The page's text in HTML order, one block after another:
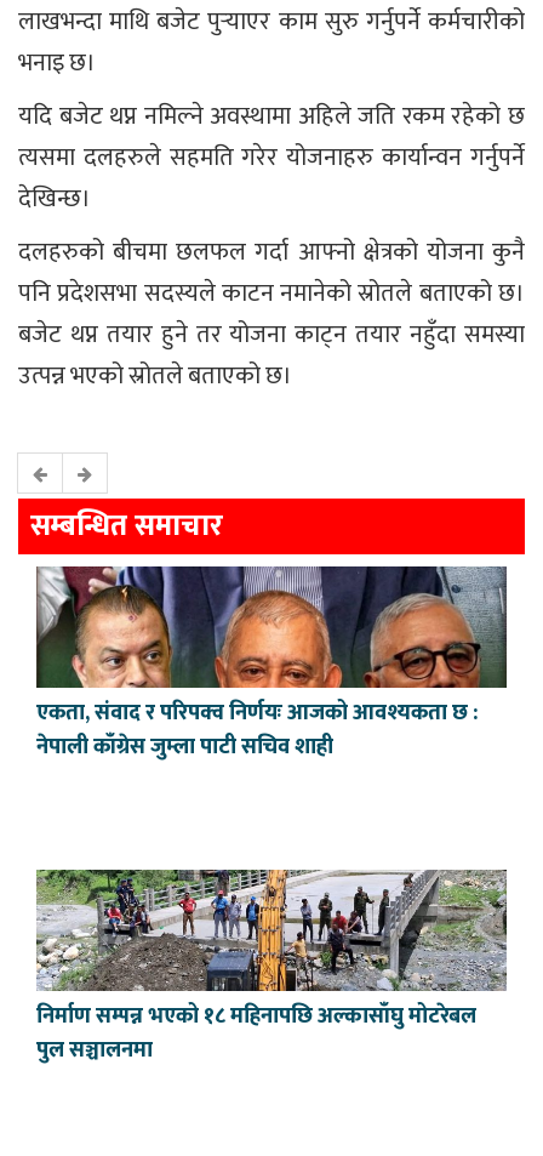
लाखभन्दा माथि बजेट पुर्‍याएर काम सुरु गर्नुपर्ने कर्मचारीको
भनाइ छ।
यदि बजेट थप्न नमिल्ने अवस्थामा अहिले जति रकम रहेको छ
त्यसमा दलहरुले सहमति गरेर योजनाहरु कार्यान्वन गर्नुपर्ने
देखिन्छ।
दलहरुको बीचमा छलफल गर्दा आफ्नो क्षेत्रको योजना कुनै
पनि प्रदेशसभा सदस्यले काटन नमानेको स्रोतले बताएको छ।
बजेट थप्न तयार हुने तर योजना काट्न तयार नहुँदा समस्या
उत्पन्न भएको स्रोतले बताएको छ।
सम्बन्धित समाचार
एकता, संवाद र परिपक्व निर्णयः आजको आवश्यकता छ :
नेपाली काँग्रेस जुम्ला पाटी सचिव शाही
निर्माण सम्पन्न भएको १८ महिनापछि अल्कासाँघु मोटरेबल
पुल सञ्चालनमा